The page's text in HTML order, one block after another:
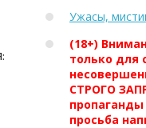
Ужасы,
(18+)
только для
СТРОГО
просьба